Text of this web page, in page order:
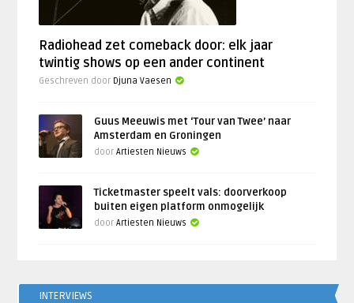
Radiohead zet comeback door: elk jaar
twintig shows op een ander continent
Geschreven door Djuna Vaesen
Guus Meeuwis met ‘Tour van Twee’ naar
Amsterdam en Groningen
doorArtiesten Nieuws
Ticketmaster speelt vals: doorverkoop
buiten eigen platform onmogelijk
doorArtiesten Nieuws
INTERVIEWS